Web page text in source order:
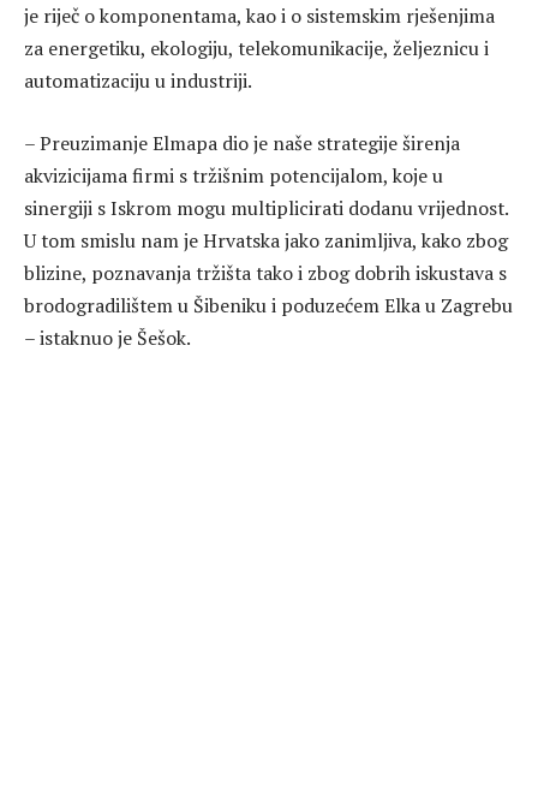
je riječ o komponentama, kao i o sistemskim rješenjima
za energetiku, ekologiju, telekomunikacije, željeznicu i
automatizaciju u industriji.
– Preuzimanje Elmapa dio je naše strategije širenja
akvizicijama firmi s tržišnim potencijalom, koje u
sinergiji s Iskrom mogu multiplicirati dodanu vrijednost.
U tom smislu nam je Hrvatska jako zanimljiva, kako zbog
blizine, poznavanja tržišta tako i zbog dobrih iskustava s
brodogradilištem u Šibeniku i poduzećem Elka u Zagrebu
– istaknuo je Šešok.